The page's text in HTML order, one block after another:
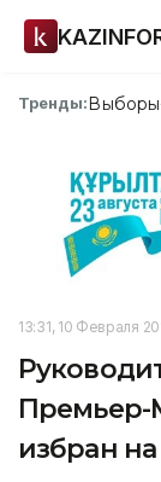
Тренды:
13:31, 10 Февраля
Премьер-
избран